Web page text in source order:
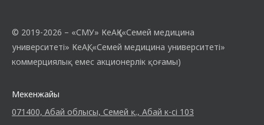
© 2019-2026 – «СМУ» КеАҚ («Семей медицина
университеті» КеАҚ, «Семей медицина университеті»
коммерциялық емес акционерлік қоғамы)
Мекенжайы
071400, Абай облысы, Семей қ., Абай к-сі 103